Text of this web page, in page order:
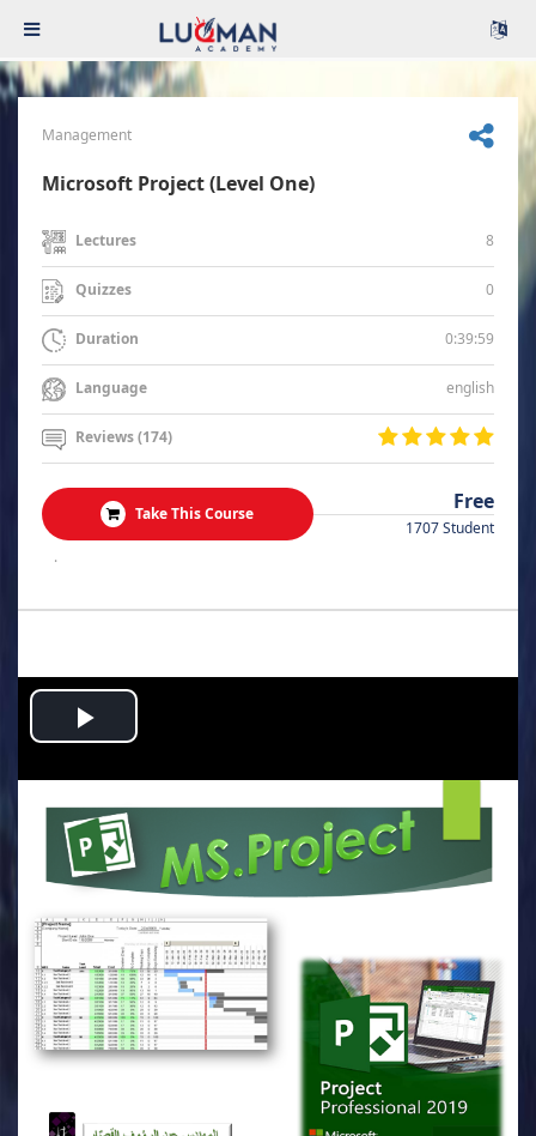
Management
Microsoft Project (Level One)
Lectures 8
Quizzes 0
Duration 0:39:59
Language english
Reviews (174)
Take This Course Free
1707 Student
.
Play
Video